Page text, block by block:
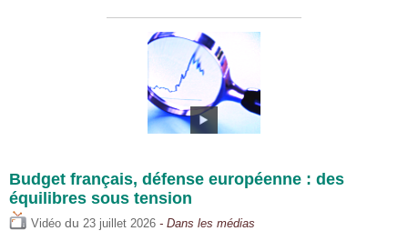
Budget français, défense européenne : des
équilibres sous tension
Vidéo du 23 juillet 2026 - Dans les médias